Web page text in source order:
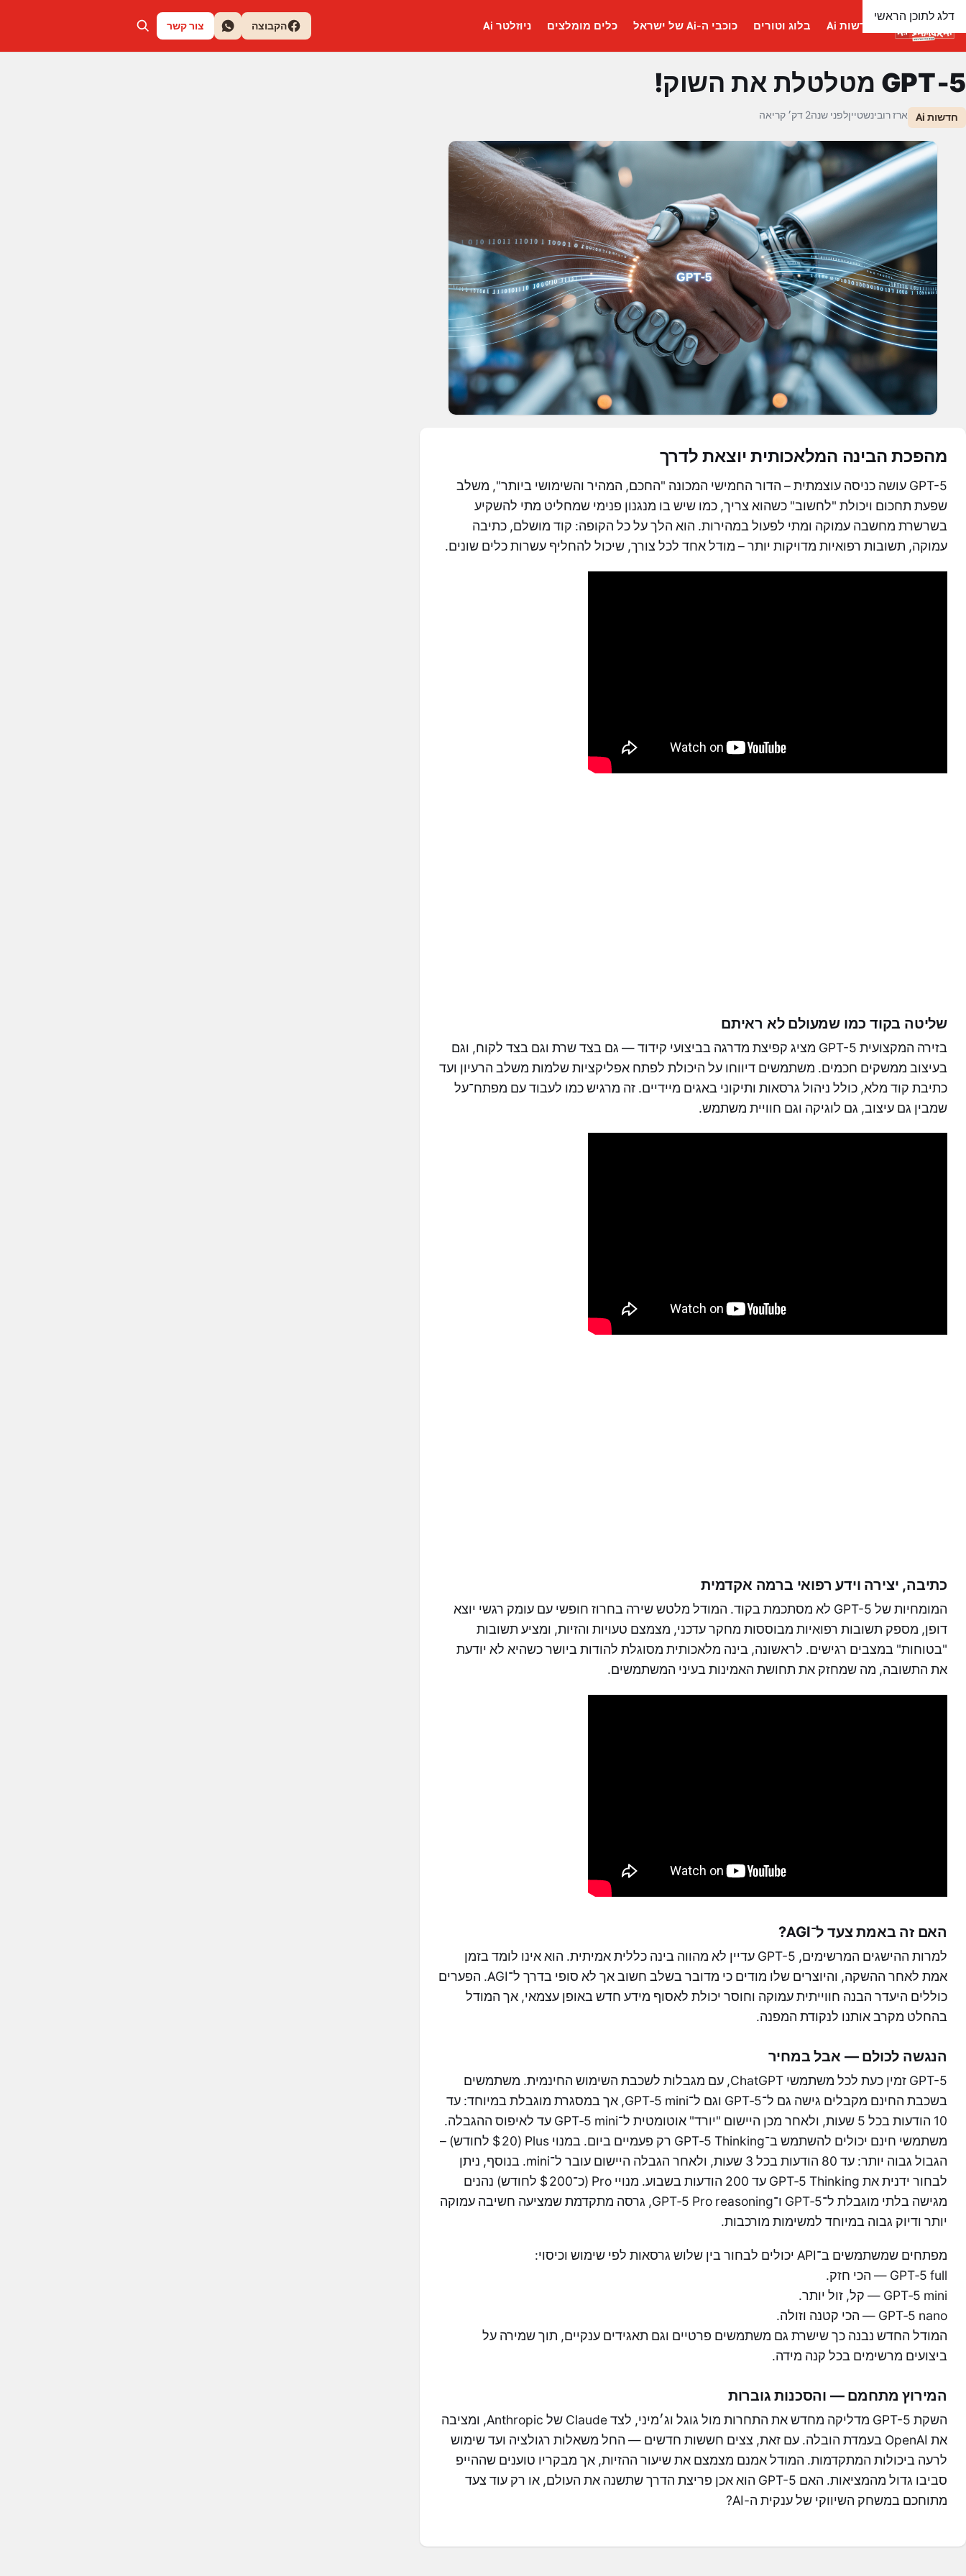
דלג לתוכן הראשי
חדשות Ai בלוג וטורים כוכבי ה-Ai של ישראל כלים מומלצים ניוזלטר Ai הקבוצה צור קשר
GPT‑5 מטלטלת את השוק!
חדשות Ai ארז רובינשטייןלפני שנה2 דק׳ קריאה
מהפכת הבינה המלאכותית יוצאת לדרך
GPT-5 עושה כניסה עוצמתית – הדור החמישי המכונה "החכם, המהיר והשימושי ביותר", משלב
שפעת תחכום ויכולת "לחשוב" כשהוא צריך, כמו שיש בו מנגנון פנימי שמחליט מתי להשקיע
בשרשרת מחשבה עמוקה ומתי לפעול במהירות. הוא הלך על כל הקופה: קוד מושלם, כתיבה
עמוקה, תשובות רפואיות מדויקות יותר – מודל אחד לכל צורך, שיכול להחליף עשרות כלים שונים.
שליטה בקוד כמו שמעולם לא ראיתם
בזירה המקצועית GPT-5 מציג קפיצת מדרגה בביצועי קידוד — גם בצד שרת וגם בצד לקוח, וגם
בעיצוב ממשקים חכמים. משתמשים דיווחו על היכולת לפתח אפליקציות שלמות משלב הרעיון ועד
כתיבת קוד מלא, כולל ניהול גרסאות ותיקוני באגים מיידיים. זה מרגיש כמו לעבוד עם מפתח־על
שמבין גם עיצוב, גם לוגיקה וגם חוויית משתמש.
כתיבה, יצירה וידע רפואי ברמה אקדמית
המומחיות של GPT-5 לא מסתכמת בקוד. המודל מלטש שירה בחרוז חופשי עם עומק רגשי יוצא
דופן, מספק תשובות רפואיות מבוססות מחקר עדכני, מצמצם טעויות והזיות, ומציע תשובות
"בטוחות" במצבים רגישים. לראשונה, בינה מלאכותית מסוגלת להודות ביושר כשהיא לא יודעת
את התשובה, מה שמחזק את תחושת האמינות בעיני המשתמשים.
האם זה באמת צעד ל־AGI?
למרות ההישגים המרשימים, GPT-5 עדיין לא מהווה בינה כללית אמיתית. הוא אינו לומד בזמן
אמת לאחר ההשקה, והיוצרים שלו מודים כי מדובר בשלב חשוב אך לא סופי בדרך ל־AGI. הפערים
כוללים היעדר הבנה חווייתית עמוקה וחוסר יכולת לאסוף מידע חדש באופן עצמאי, אך המודל
בהחלט מקרב אותנו לנקודת המפנה.
הנגשה לכולם — אבל במחיר
GPT-5 זמין כעת לכל משתמשי ChatGPT, עם מגבלות לשכבת השימוש החינמית. משתמשים
בשכבת החינם מקבלים גישה גם ל־GPT‑5 וגם ל־GPT‑5 mini, אך במסגרת מוגבלת במיוחד: עד
10 הודעות בכל 5 שעות, ולאחר מכן היישום "יורד" אוטומטית ל־GPT‑5 mini עד לאיפוס ההגבלה.
משתמשי חינם יכולים להשתמש ב־GPT‑5 Thinking רק פעמיים ביום. במנוי Plus (20 $ לחודש) –
הגבול גבוה יותר: עד 80 הודעות בכל 3 שעות, ולאחר הגבלה היישום עובר ל־mini. בנוסף, ניתן
לבחור ידנית את GPT‑5 Thinking עד 200 הודעות בשבוע. מנויי Pro (כ־200 $ לחודש) נהנים
מגישה בלתי מוגבלת ל־GPT‑5 ו־GPT‑5 Pro reasoning, גרסה מתקדמת שמציעה חשיבה עמוקה
יותר ודיוק גבוה במיוחד למשימות מורכבות.
מפתחים שמשתמשים ב־API יכולים לבחור בין שלוש גרסאות לפי שימוש וכיסוי:
GPT‑5 full — הכי חזק.
GPT‑5 mini — קל, זול יותר.
GPT‑5 nano — הכי קטנה וזולה.
המודל החדש נבנה כך שישרת גם משתמשים פרטיים וגם תאגידים ענקיים, תוך שמירה על
ביצועים מרשימים בכל קנה מידה.
המירוץ מתחמם — והסכנות גוברות
השקת GPT-5 מדליקה מחדש את התחרות מול גוגל וג׳מיני, לצד Claude של Anthropic, ומציבה
את OpenAI בעמדת הובלה. עם זאת, צצים חששות חדשים — החל משאלות רגולציה ועד שימוש
לרעה ביכולות המתקדמות. המודל אמנם מצמצם את שיעור ההזיות, אך מבקריו טוענים שההייפ
סביבו גדול מהמציאות. האם GPT-5 הוא אכן פריצת הדרך שתשנה את העולם, או רק עוד צעד
מתוחכם במשחק השיווקי של ענקית ה-AI?